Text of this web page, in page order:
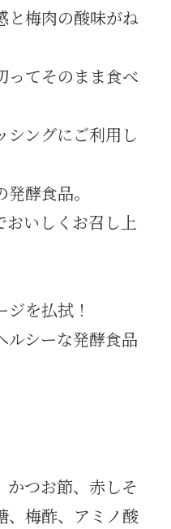
と梅肉の酸味がね
ってそのまま食べ
シングにご利用し
酵食品。
おいしくお召し上
を払拭！
ルシーな発酵食品
かつお節、赤しそ
、梅酢、アミノ酸